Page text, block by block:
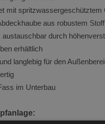
mit
aus robustem
durch
erhältlich
langlebig für den
im Unterbau